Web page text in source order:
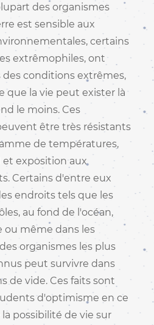
des organismes
est sensible aux
certains
extrêmophiles, ont
des conditions extrêmes,
que la vie peut exister là
le moins. Ces
être très résistants
de températures,
et exposition aux
Certains d'entre eux
endroits tels que les
au fond de l'océan,
ou même dans les
organismes les plus
peut survivre dans
de vide. Ces faits sont
d'optimisme en ce
possibilité de vie sur